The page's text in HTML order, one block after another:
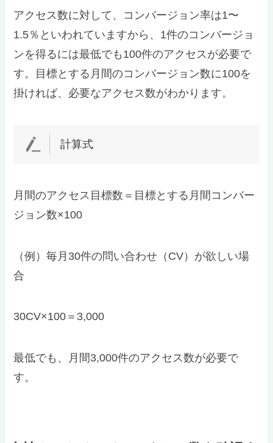
アクセス数に対して、コンバージョン率は1〜
1.5％といわれていますから、1件のコンバージョ
ンを得るには最低でも100件のアクセスが必要で
す。目標とする月間のコンバージョン数に100を
掛ければ、必要なアクセス数がわかります。
計算式
月間のアクセス目標数＝目標とする月間コンバー
ジョン数×100
（例）毎月30件の問い合わせ（CV）が欲しい場
合
30CV×100＝3,000
最低でも、月間3,000件のアクセス数が必要で
す。